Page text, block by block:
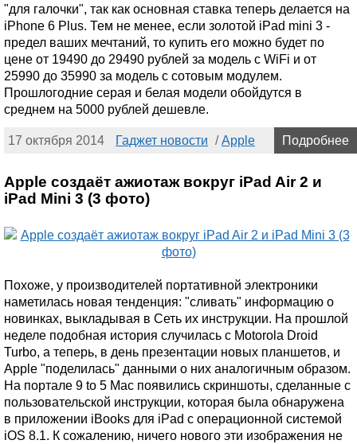
"для галочки", так как основная ставка теперь делается на
iPhone 6 Plus. Тем не менее, если золотой iPad mini 3 -
предел ваших мечтаний, то купить его можно будет по
цене от 19490 до 29490 рублей за модель с WiFi и от
25990 до 35990 за модель с сотовым модулем.
Прошлогодние серая и белая модели обойдутся в
среднем на 5000 рублей дешевле.
17 октября 2014 Гаджет новости /Apple Подробнее
Apple создаёт ажиотаж вокруг iPad Air 2 и
iPad Mini 3 (3 фото)
Похоже, у производителей портативной электроники
наметилась новая тенденция: "сливать" информацию о
новинках, выкладывая в Сеть их инструкции. На прошлой
неделе подобная история случилась с Motorola Droid
Turbo, а теперь, в день презентации новых планшетов, и
Apple "поделилась" данными о них аналогичным образом.
На портале 9 to 5 Mac появились скриншоты, сделанные с
пользовательской инструкции, которая была обнаружена
в приложении iBooks для iPad с операционной системой
iOS 8.1. К сожалению, ничего нового эти изображения не